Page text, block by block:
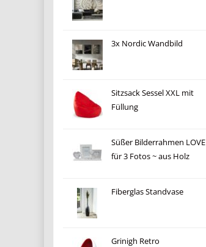
3x Nordic Wandbild
Sitzsack Sessel XXL mit
Füllung
Süßer Bilderrahmen LOVE
für 3 Fotos ~ aus Holz
Fiberglas Standvase
Grinigh Retro